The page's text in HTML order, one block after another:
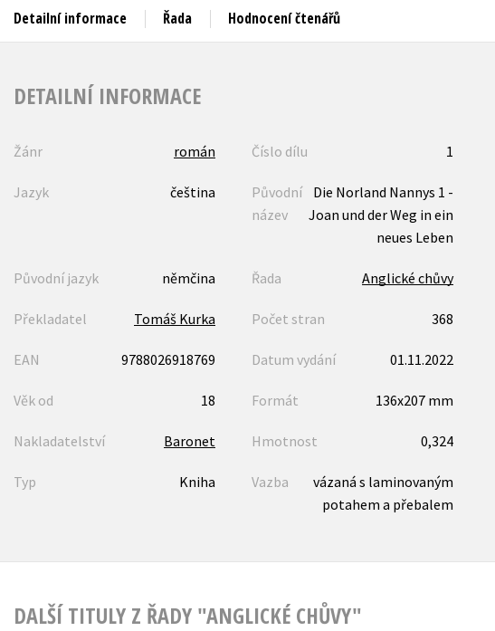
Detailní informace Řada Hodnocení čtenářů
DETAILNÍ INFORMACE
Žánr román Číslo dílu 1
Jazyk čeština
Původní
název
Die Norland Nannys 1 -
Joan und der Weg in ein
neues Leben
Původní jazyk němčina Řada Anglické chůvy
Překladatel Tomáš Kurka Počet stran 368
EAN 9788026918769 Datum vydání 01.11.2022
Věk od 18 Formát 136x207 mm
Nakladatelství Baronet Hmotnost 0,324
Typ Kniha Vazba
vázaná s laminovaným
potahem a přebalem
DALŠÍ TITULY Z ŘADY "ANGLICKÉ CHŮVY"